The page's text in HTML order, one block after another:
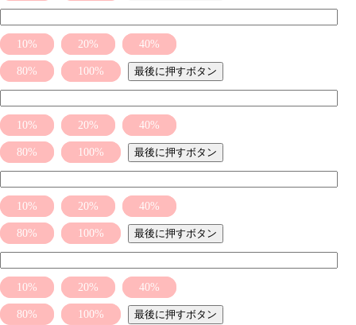
10% 20% 40%
80% 100% 最後に押すボタン
10% 20% 40%
80% 100% 最後に押すボタン
10% 20% 40%
80% 100% 最後に押すボタン
10% 20% 40%
80% 100% 最後に押すボタン